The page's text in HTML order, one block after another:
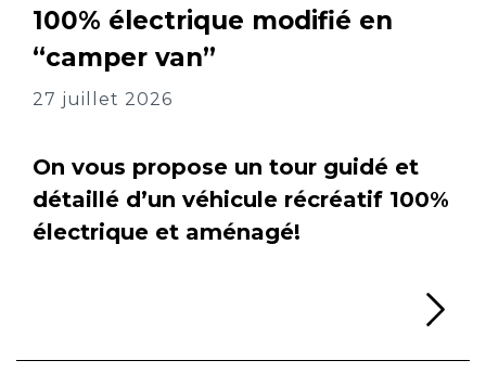
100% électrique modifié en
“camper van”
27 juillet 2026
On vous propose un tour guidé et
détaillé d’un véhicule récréatif 100%
électrique et aménagé!